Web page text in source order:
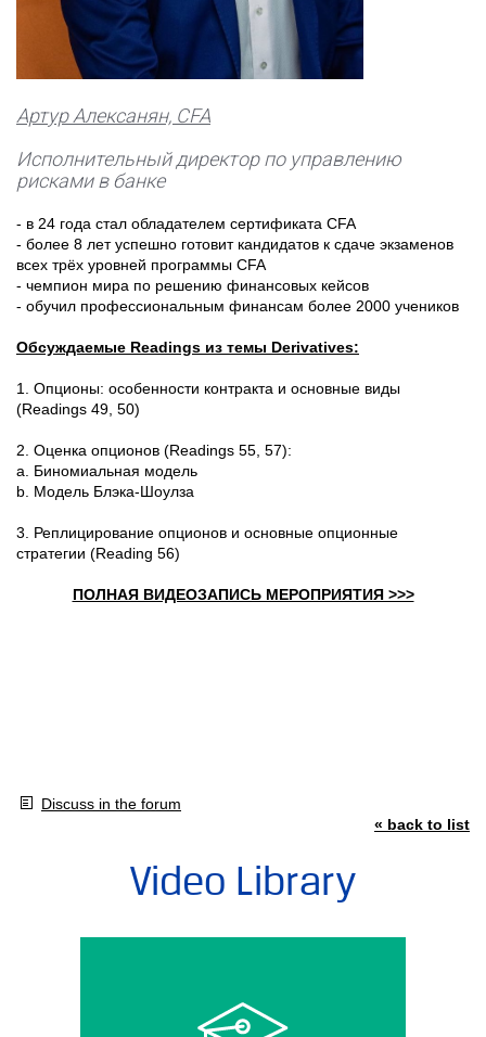
Артур Алексанян, CFA
Исполнительный директор по управлению
рисками в банке
- в 24 года стал обладателем сертификата CFA
- более 8 лет успешно готовит кандидатов к сдаче экзаменов
всех трёх уровней программы CFA
- чемпион мира по решению финансовых кейсов
- обучил профессиональным финансам более 2000 учеников
Обсуждаемые Readings из темы Derivatives:
1. Опционы: особенности контракта и основные виды
(Readings 49, 50)
2. Оценка опционов (Readings 55, 57):
a. Биномиальная модель
b. Модель Блэка-Шоулза
3. Реплицирование опционов и основные опционные
стратегии (Reading 56)
ПОЛНАЯ ВИДЕОЗАПИСЬ МЕРОПРИЯТИЯ >>>
Discuss in the forum
« back to list
Video Library